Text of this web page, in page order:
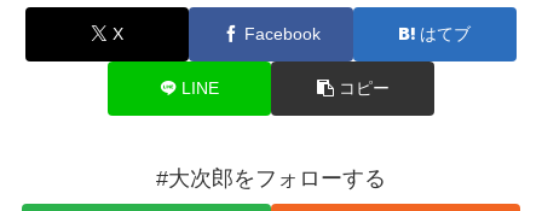
X Facebook はてブ
LINE コピー
#大次郎をフォローする